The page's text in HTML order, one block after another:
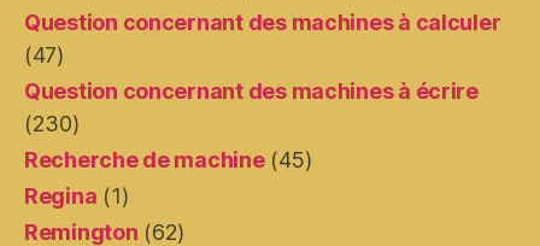
Question concernant des machines à calculer
(47)
Question concernant des machines à écrire
(230)
Recherche de machine(45)
Regina (1)
Remington (62)